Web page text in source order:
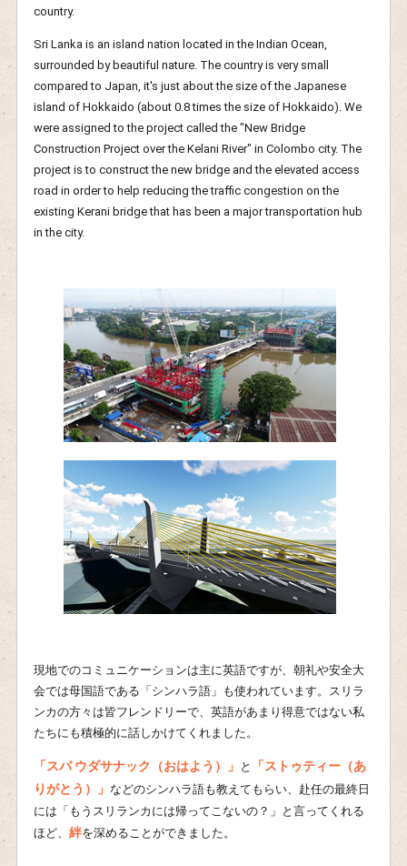
country.
Sri Lanka is an island nation located in the Indian Ocean,
surrounded by beautiful nature. The country is very small
compared to Japan, it's just about the size of the Japanese
island of Hokkaido (about 0.8 times the size of Hokkaido). We
were assigned to the project called the "New Bridge
Construction Project over the Kelani River" in Colombo city. The
project is to construct the new bridge and the elevated access
road in order to help reducing the traffic congestion on the
existing Kerani bridge that has been a major transportation hub
in the city.
現地でのコミュニケーションは主に英語ですが、朝礼や安全大
会では母国語である「シンハラ語」も使われています。スリラ
ンカの方々は皆フレンドリーで、英語があまり得意ではない私
たちにも積極的に話しかけてくれました。
「スバ ウダサナック（おはよう）」 と
「ストゥティー（あ
りがとう）」 などのシンハラ語も教えてもらい、赴任の最終日
には「もうスリランカには帰ってこないの？」と言ってくれる
ほど、 絆を深めることができました。